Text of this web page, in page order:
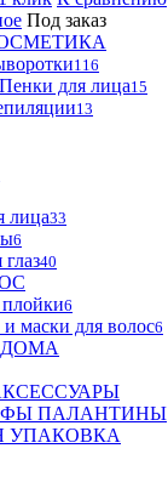
Под заказ
116
для лица15
13
лица33
6
40
плойки6
маски для волос6
ПАЛАНТИНЫ
УПАКОВКА